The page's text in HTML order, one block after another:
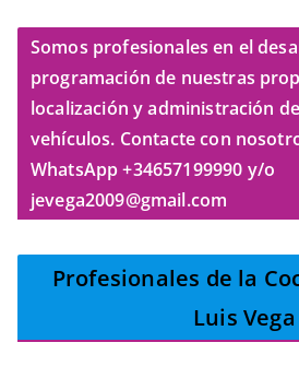
Somos profesionales en el
programación de nuestras
localización y administración
vehículos. Contacte con
WhatsApp +34657199990 y/o
jevega2009@gmail.com
Profesionales de la
Luis Vega